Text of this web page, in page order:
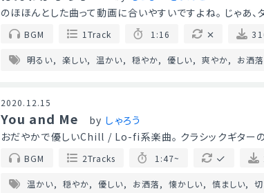
のほほんとした曲って動画に合いやすいですよね。 じゃあ
BGM 1Track 1:16
明るい 楽しい 温かい 穏やか 優しい 爽やか お洒落
2020.12.15
You and Me by しゃろう
おだやかで優しいChill / Lo-fi系楽曲。 クラシックギター
BGM 2Tracks 1:47~
温かい 穏やか 優しい お洒落 懐かしい 慎ましい